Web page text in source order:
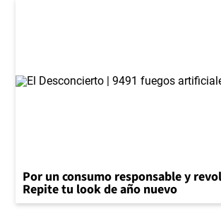
Por un consumo responsable y
Repite tu look de año nuevo